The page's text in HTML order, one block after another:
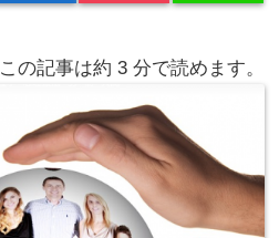
この記事は約 3分で読めます。